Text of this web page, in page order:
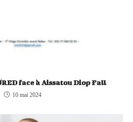
face à Aissatou Diop Fall
10 mai 2024